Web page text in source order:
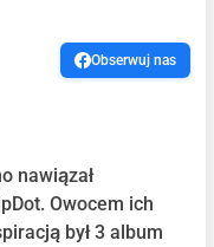
Obserwuj nas
nawiązał
Owocem ich
był 3 album